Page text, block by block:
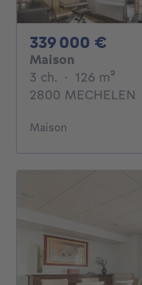
339 000 €
Maison
3 ch. 3 chambres
· 126 m²
2800 MECHELEN
Maison